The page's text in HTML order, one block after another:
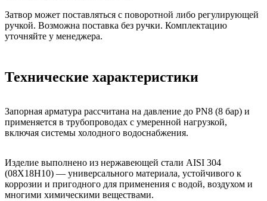
Затвор может поставляться с поворотной либо регулирующей
ручкой. Возможна поставка без ручки. Комплектацию
уточняйте у менеджера.
Технические характеристики
Запорная арматура рассчитана на давление до PN8 (8 бар) и
применяется в трубопроводах с умеренной нагрузкой,
включая системы холодного водоснабжения.
Изделие выполнено из нержавеющей стали AISI 304
(08Х18Н10) — универсального материала, устойчивого к
коррозии и пригодного для применения с водой, воздухом и
многими химическими веществами.